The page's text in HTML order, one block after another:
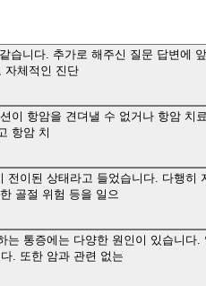
습니다. 추가로 해주신 질문 답변에
자체적인 진단
이 항암을 견뎌낼 수 없거나 항암 치
항암 치
이된 상태라고 들었습니다. 다행히
골절 위험 등을 일으
통증에는 다양한 원인이 있습니다
. 또한 암과 관련 없는